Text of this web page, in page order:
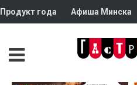
Продукт года Афиша Минска